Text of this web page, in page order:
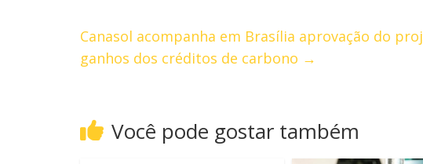
Canasol acompanha em Brasília aprovação do
ganhos dos créditos de carbono →
Você pode gostar também